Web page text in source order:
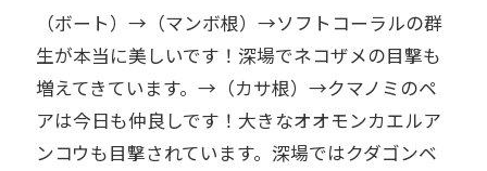
（ボート）→（マンボ根）→ソフトコーラルの群
生が本当に美しいです！深場でネコザメの目撃も
増えてきています。→（カサ根）→クマノミのペ
アは今日も仲良しです！大きなオオモンカエルア
ンコウも目撃されています。深場ではクダゴンベ